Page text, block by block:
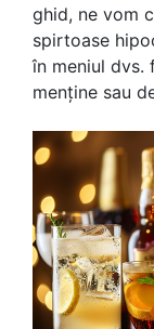
ghid, ne vom
spirtoase
în meniul dvs.
menține sau